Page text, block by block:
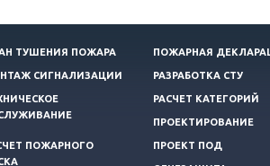
ТУШЕНИЯ ПОЖАРА ПОЖАРНАЯ
СИГНАЛИЗАЦИИ РАЗРАБОТКА СТУ
РАСЧЕТ КАТЕГОРИЙ
ПРОЕКТИРОВАНИЕ
ПОЖАРНОГО
ПРОЕКТ ПОД